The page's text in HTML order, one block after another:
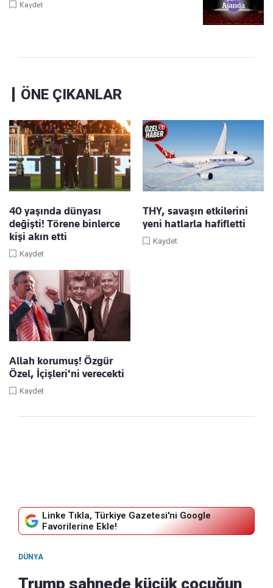
Kaydet
ÖNE ÇIKANLAR
40 yaşında dünyası
değişti! Törene binlerce
kişi akın etti
Kaydet
THY, savaşın etkilerini
yeni hatlarla hafifletti
Kaydet
Allah korumuş! Özgür
Özel, İçişleri'ni verecekti
Kaydet
Linke Tıkla, Türkiye Gazetesi'ni Google
Favorilerine Ekle!
DÜNYA
Trump sahnede küçük çocuğun